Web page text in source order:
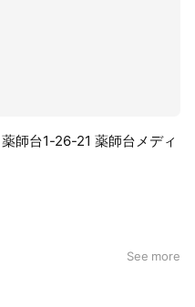
師台1-26-21 薬師台メディ
See more